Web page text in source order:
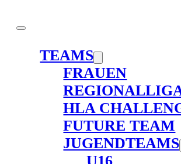
TEAMS
FRAUEN
HLA
FUTURE TEAM
JUGENDTEAMS